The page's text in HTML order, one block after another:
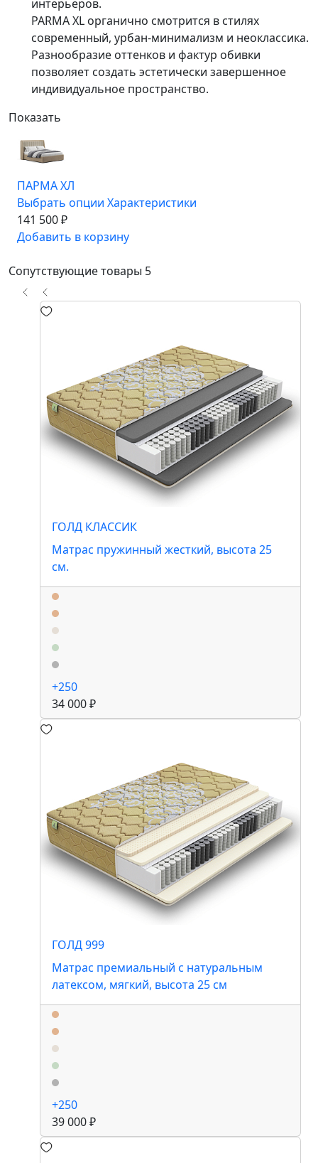
интерьеров.
PARMA XL органично смотрится в стилях
современный, урбан-минимализм и неоклассика.
Разнообразие оттенков и фактур обивки
позволяет создать эстетически завершенное
индивидуальное пространство.
Показать
ПАРМА ХЛ
Выбрать опции Характеристики
141 500 ₽
Добавить в корзину
Сопутствующие товары 5
ГОЛД КЛАССИК
Матрас пружинный жесткий, высота 25
см.
+250
34 000 ₽
ГОЛД 999
Матрас премиальный с натуральным
латексом, мягкий, высота 25 см
+250
39 000 ₽